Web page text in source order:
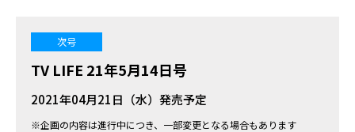
次号
TV LIFE 21年5月14日号
2021年04月21日（水）発売予定
※企画の内容は進行中につき、一部変更となる場合もあります